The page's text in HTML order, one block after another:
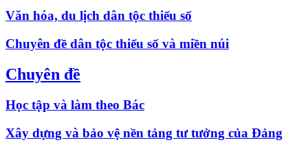
Văn hóa, du lịch dân tộc thiểu số
Chuyên đề dân tộc thiểu số và miền núi
Chuyên đề
Học tập và làm theo Bác
Xây dựng và bảo vệ nền tảng tư tưởng của Đảng